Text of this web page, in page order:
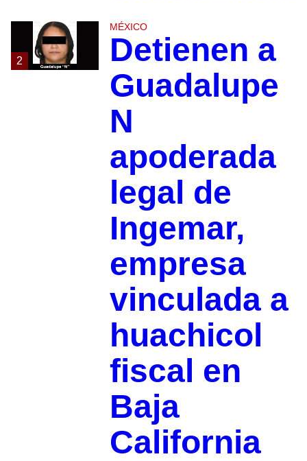
2
MÉXICO
Detienen a
Guadalupe
N
apoderada
legal de
Ingemar,
empresa
vinculada a
huachicol
fiscal en
Baja
California